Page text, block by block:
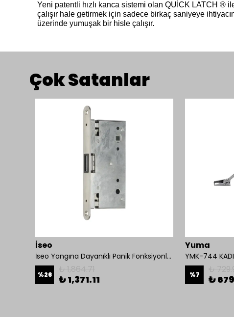
Yeni patentli hızlı kanca sistemi olan QUİCK LATCH ®
çalışır hale getirmek için sadece birkaç saniyeye
üzerinde yumuşak bir hisle çalışır.
Çok Satanlar
İseo
İseo Yangına Dayanıklı Panik Fonksiyonlu Pasif Kanat İçin Gömme Kilit
%26 ₺ 1,371.11
Yuma
YMK-744 KADI
%7 ₺